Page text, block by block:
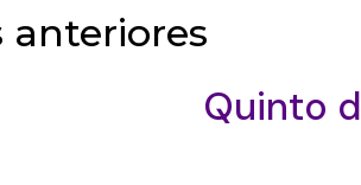
anteriores
Quinto